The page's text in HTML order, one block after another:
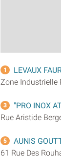
1
LEVAUX
Zone Industrielle
3
"PRO INOX
Rue Aristide
5
AUNIS
61 Rue Des